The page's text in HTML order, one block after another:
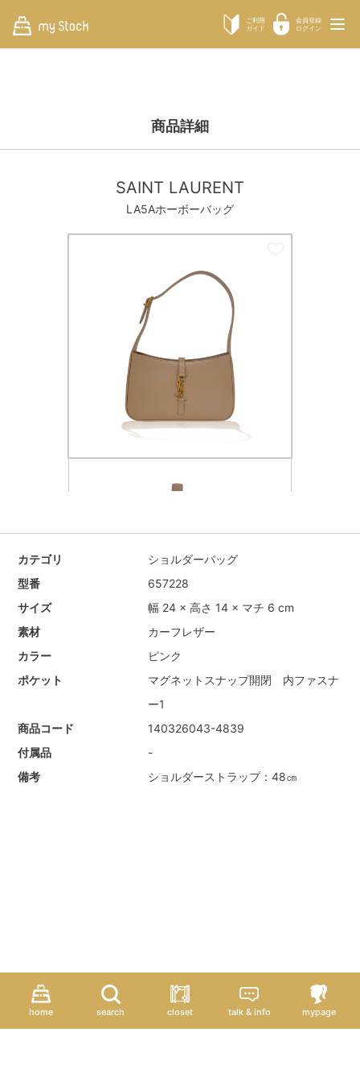
ご利用
ガイド
会員登録
ログイン
商品詳細
SAINT LAURENT
LA5Aホーボーバッグ
カテゴリ
ショルダーバッグ
型番
657228
サイズ
幅 24 × 高さ 14 × マチ 6 cm
素材
カーフレザー
カラー
ピンク
ポケット
マグネットスナップ開閉 内ファスナ
ー1
商品コード
140326043-4839
付属品
-
備考
ショルダーストラップ：48㎝
home search closet talk & info mypage